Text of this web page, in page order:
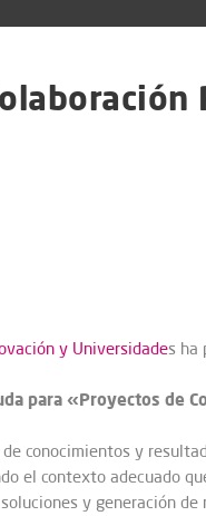
y Universidades ha
para «Proyectos de
conocimientos y
el contexto adecuado
y generación